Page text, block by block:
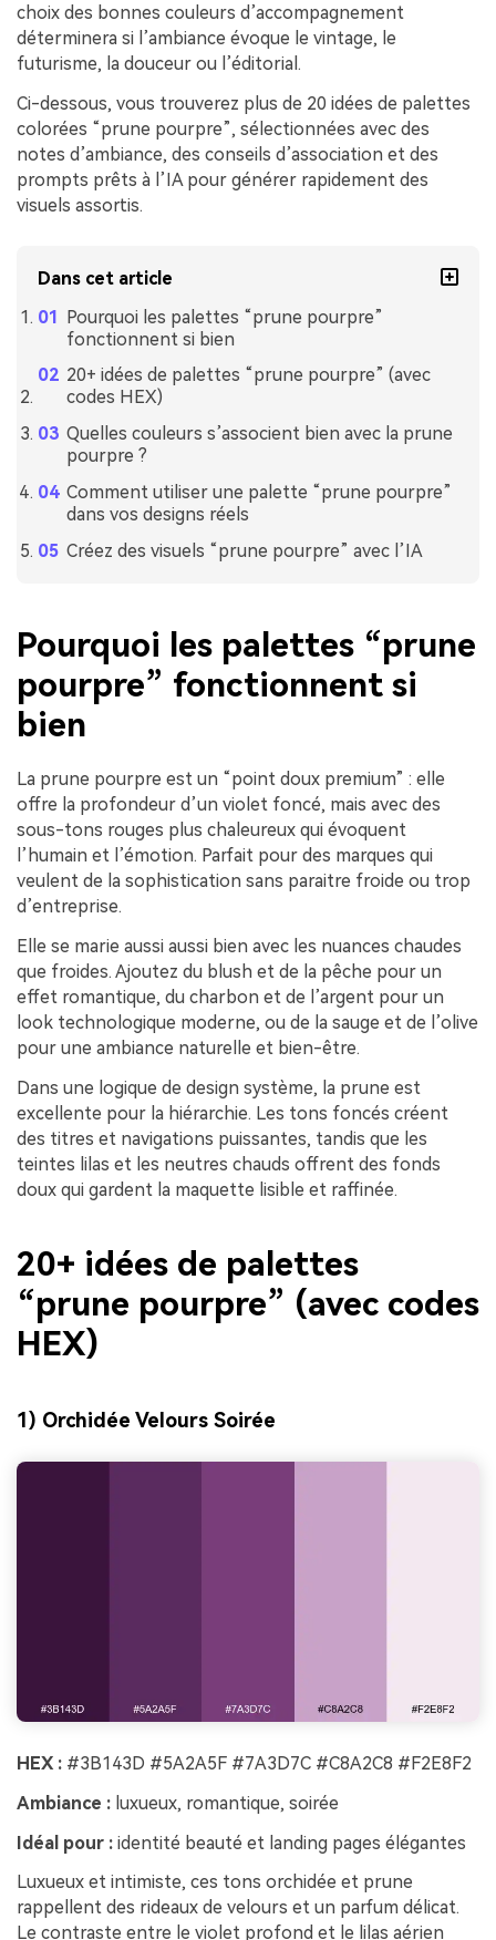
choix des bonnes couleurs d’accompagnement
déterminera si l’ambiance évoque le vintage, le
futurisme, la douceur ou l’éditorial.
Ci-dessous, vous trouverez plus de 20 idées de palettes
colorées “prune pourpre”, sélectionnées avec des
notes d’ambiance, des conseils d’association et des
prompts prêts à l’IA pour générer rapidement des
visuels assortis.
Dans cet article
Pourquoi les palettes “prune pourpre”
fonctionnent si bien
20+ idées de palettes “prune pourpre” (avec
codes HEX)
Quelles couleurs s’associent bien avec la prune
pourpre ?
Comment utiliser une palette “prune pourpre”
dans vos designs réels
Créez des visuels “prune pourpre” avec l’IA
Pourquoi les palettes “prune
pourpre” fonctionnent si
bien
La prune pourpre est un “point doux premium” : elle
offre la profondeur d’un violet foncé, mais avec des
sous-tons rouges plus chaleureux qui évoquent
l’humain et l’émotion. Parfait pour des marques qui
veulent de la sophistication sans paraitre froide ou trop
d’entreprise.
Elle se marie aussi aussi bien avec les nuances chaudes
que froides. Ajoutez du blush et de la pêche pour un
effet romantique, du charbon et de l’argent pour un
look technologique moderne, ou de la sauge et de l’olive
pour une ambiance naturelle et bien-être.
Dans une logique de design système, la prune est
excellente pour la hiérarchie. Les tons foncés créent
des titres et navigations puissantes, tandis que les
teintes lilas et les neutres chauds offrent des fonds
doux qui gardent la maquette lisible et raffinée.
20+ idées de palettes
“prune pourpre” (avec codes
HEX)
1) Orchidée Velours Soirée
HEX : #3B143D #5A2A5F #7A3D7C #C8A2C8 #F2E8F2
Ambiance : luxueux, romantique, soirée
Idéal pour : identité beauté et landing pages élégantes
Luxueux et intimiste, ces tons orchidée et prune
rappellent des rideaux de velours et un parfum délicat.
Le contraste entre le violet profond et le lilas aérien